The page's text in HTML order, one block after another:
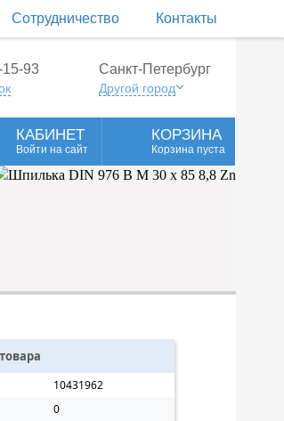
Сотрудничество Контакты
93 Санкт-Петербург
Другой город
КАБИНЕТ
Войти на сайт
КОРЗИНА
Корзина пуста
10431962
0